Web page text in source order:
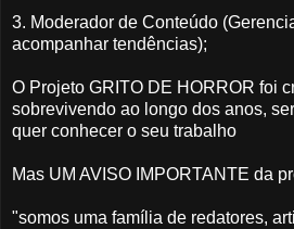
3. Moderador de Conteúdo
acompanhar tendências);
O Projeto GRITO DE HORROR foi
sobrevivendo ao longo dos anos,
quer conhecer o seu trabalho
Mas UM AVISO IMPORTANTE da
"somos uma família de redatores,